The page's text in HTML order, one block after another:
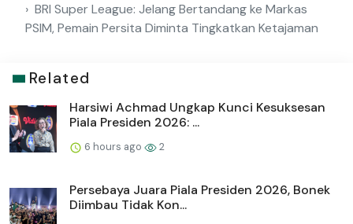
BRI Super League: Jelang Bertandang ke Markas
PSIM, Pemain Persita Diminta Tingkatkan Ketajaman
Related
Harsiwi Achmad Ungkap Kunci Kesuksesan
Piala Presiden 2026: ...
6 hours ago 2
Persebaya Juara Piala Presiden 2026, Bonek
Diimbau Tidak Kon...